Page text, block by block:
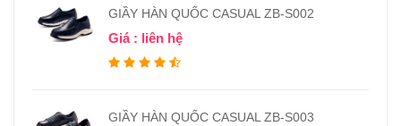
GIẦY HÀN QUỐC CASUAL ZB-S002
Giá : liên hệ
GIẦY HÀN QUỐC CASUAL ZB-S003